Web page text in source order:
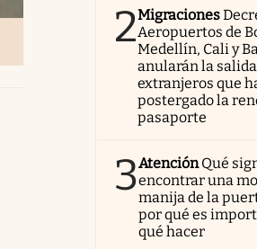
2Migraciones
Aeropuertos de
Medellín, Cali y
anularán la
extranjeros que
postergado la
pasaporte
3AtenciónQué
encontrar una
manija de la
por qué es
qué hacer